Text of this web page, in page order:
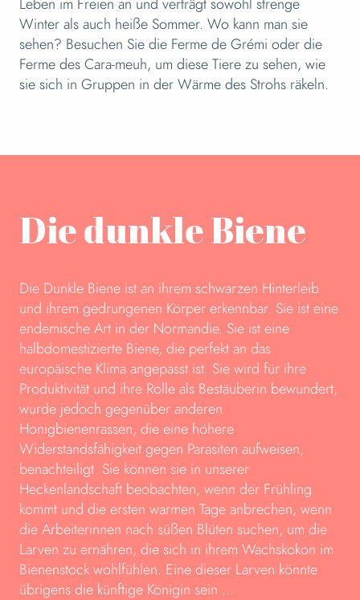
Winter als auch heiße Sommer. Wo kann man sie
sehen? Besuchen Sie die Ferme de Grémi oder die
Ferme des Cara-meuh, um diese Tiere zu sehen, wie
sie sich in Gruppen in der Wärme des Strohs räkeln.
Die dunkle Biene
Die Dunkle Biene ist an ihrem schwarzen Hinterleib
und ihrem gedrungenen Körper erkennbar. Sie ist eine
endemische Art in der Normandie. Sie ist eine
halbdomestizierte Biene, die perfekt an das
europäische Klima angepasst ist. Sie wird für ihre
Produktivität und ihre Rolle als Bestäuberin bewundert,
wurde jedoch gegenüber anderen
Honigbienenrassen, die eine höhere
Widerstandsfähigkeit gegen Parasiten aufweisen,
benachteiligt. Sie können sie in unserer
Heckenlandschaft beobachten, wenn der Frühling
kommt und die ersten warmen Tage anbrechen, wenn
die Arbeiterinnen nach süßen Blüten suchen, um die
Larven zu ernähren, die sich in ihrem Wachskokon im
Bienenstock wohlfühlen. Eine dieser Larven könnte
übrigens die künftige Königin sein …